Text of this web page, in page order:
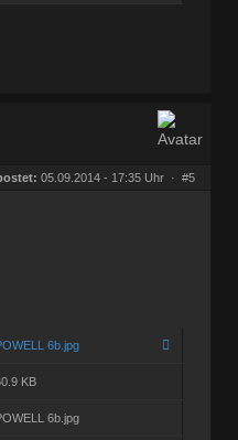
05.09.2014 - 17:35 Uhr · #5
6b.jpg
KB
6b.jpg